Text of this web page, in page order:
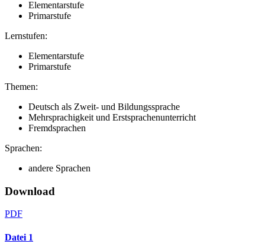
Elementarstufe
Primarstufe
Lernstufen:
Elementarstufe
Primarstufe
Themen:
Deutsch als Zweit- und Bildungssprache
Mehrsprachigkeit und Erstsprachenunterricht
Fremdsprachen
Sprachen:
andere Sprachen
Download
PDF
Datei 1